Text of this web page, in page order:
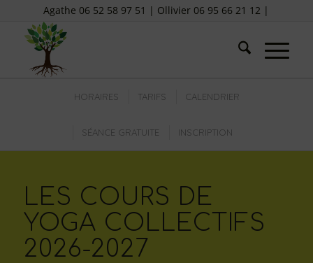
Agathe 06 52 58 97 51 | Ollivier 06 95 66 21 12 |
HORAIRES TARIFS CALENDRIER
SÉANCE GRATUITE INSCRIPTION
LES COURS DE
YOGA COLLECTIFS
2026-2027